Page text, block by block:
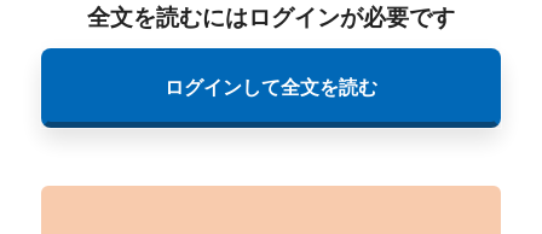
全文を読むにはログインが必要です
ログインして全文を読む